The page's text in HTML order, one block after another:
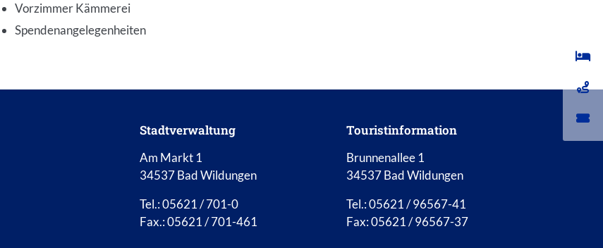
Vorzimmer Kämmerei
Spendenangelegenheiten
Stadtverwaltung
Am Markt 1
34537 Bad Wildungen
Tel.: 05621 / 701-0
Fax.: 05621 / 701-461
Touristinformation
Brunnenallee 1
34537 Bad Wildungen
Tel.: 05621 / 96567-41
Fax: 05621 / 96567-37